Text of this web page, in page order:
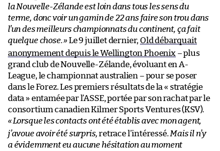
la Nouvelle-Zélande est loin dans tous les sens du
terme, donc voir un gamin de 22 ans faire son trou dans
l’un des meilleurs championnats du continent, ça fait
quelque chose.»Le 9 juillet dernier, Old débarquait
anonymement depuis le Wellington Phoenix – plus
grand club de Nouvelle-Zélande, évoluant en A-
League, le championnat australien – pour se poser
dans le Forez. Les premiers résultats de la « stratégie
data » entamée par l’ASSE, portée par son rachat par le
consortium canadien Kilmer Sports Ventures (KSV).
«Lorsque les contacts ont été établis avec mon agent,
j’avoue avoir été surpris,retrace l’intéressé. Mais il n’y
a évidemment eu aucune hésitation au moment